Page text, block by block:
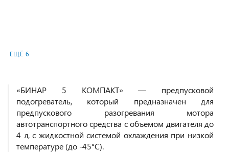
ЕЩЁ 6
«БИНАР 5 КОМПАКТ» — предпусковой
подогреватель, который предназначен для
предпускового разогревания мотора
автотранспортного средства с объемом двигателя до
4 л, с жидкостной системой охлаждения при низкой
температуре (до -45°C).